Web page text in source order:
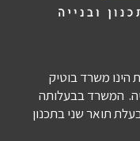
הינו משרד בוטיק
המשרד בבעלותה
תואר שני בתכנון